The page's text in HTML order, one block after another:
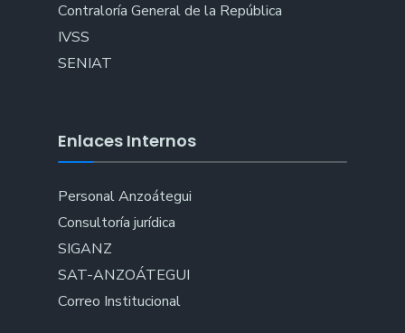
Contraloría General de la República
IVSS
SENIAT
Enlaces Internos
Personal Anzoátegui
Consultoría jurídica
SIGANZ
SAT-ANZOÁTEGUI
Correo Institucional